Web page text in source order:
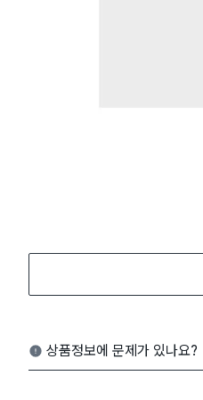
상품정보에 문제가 있나요?